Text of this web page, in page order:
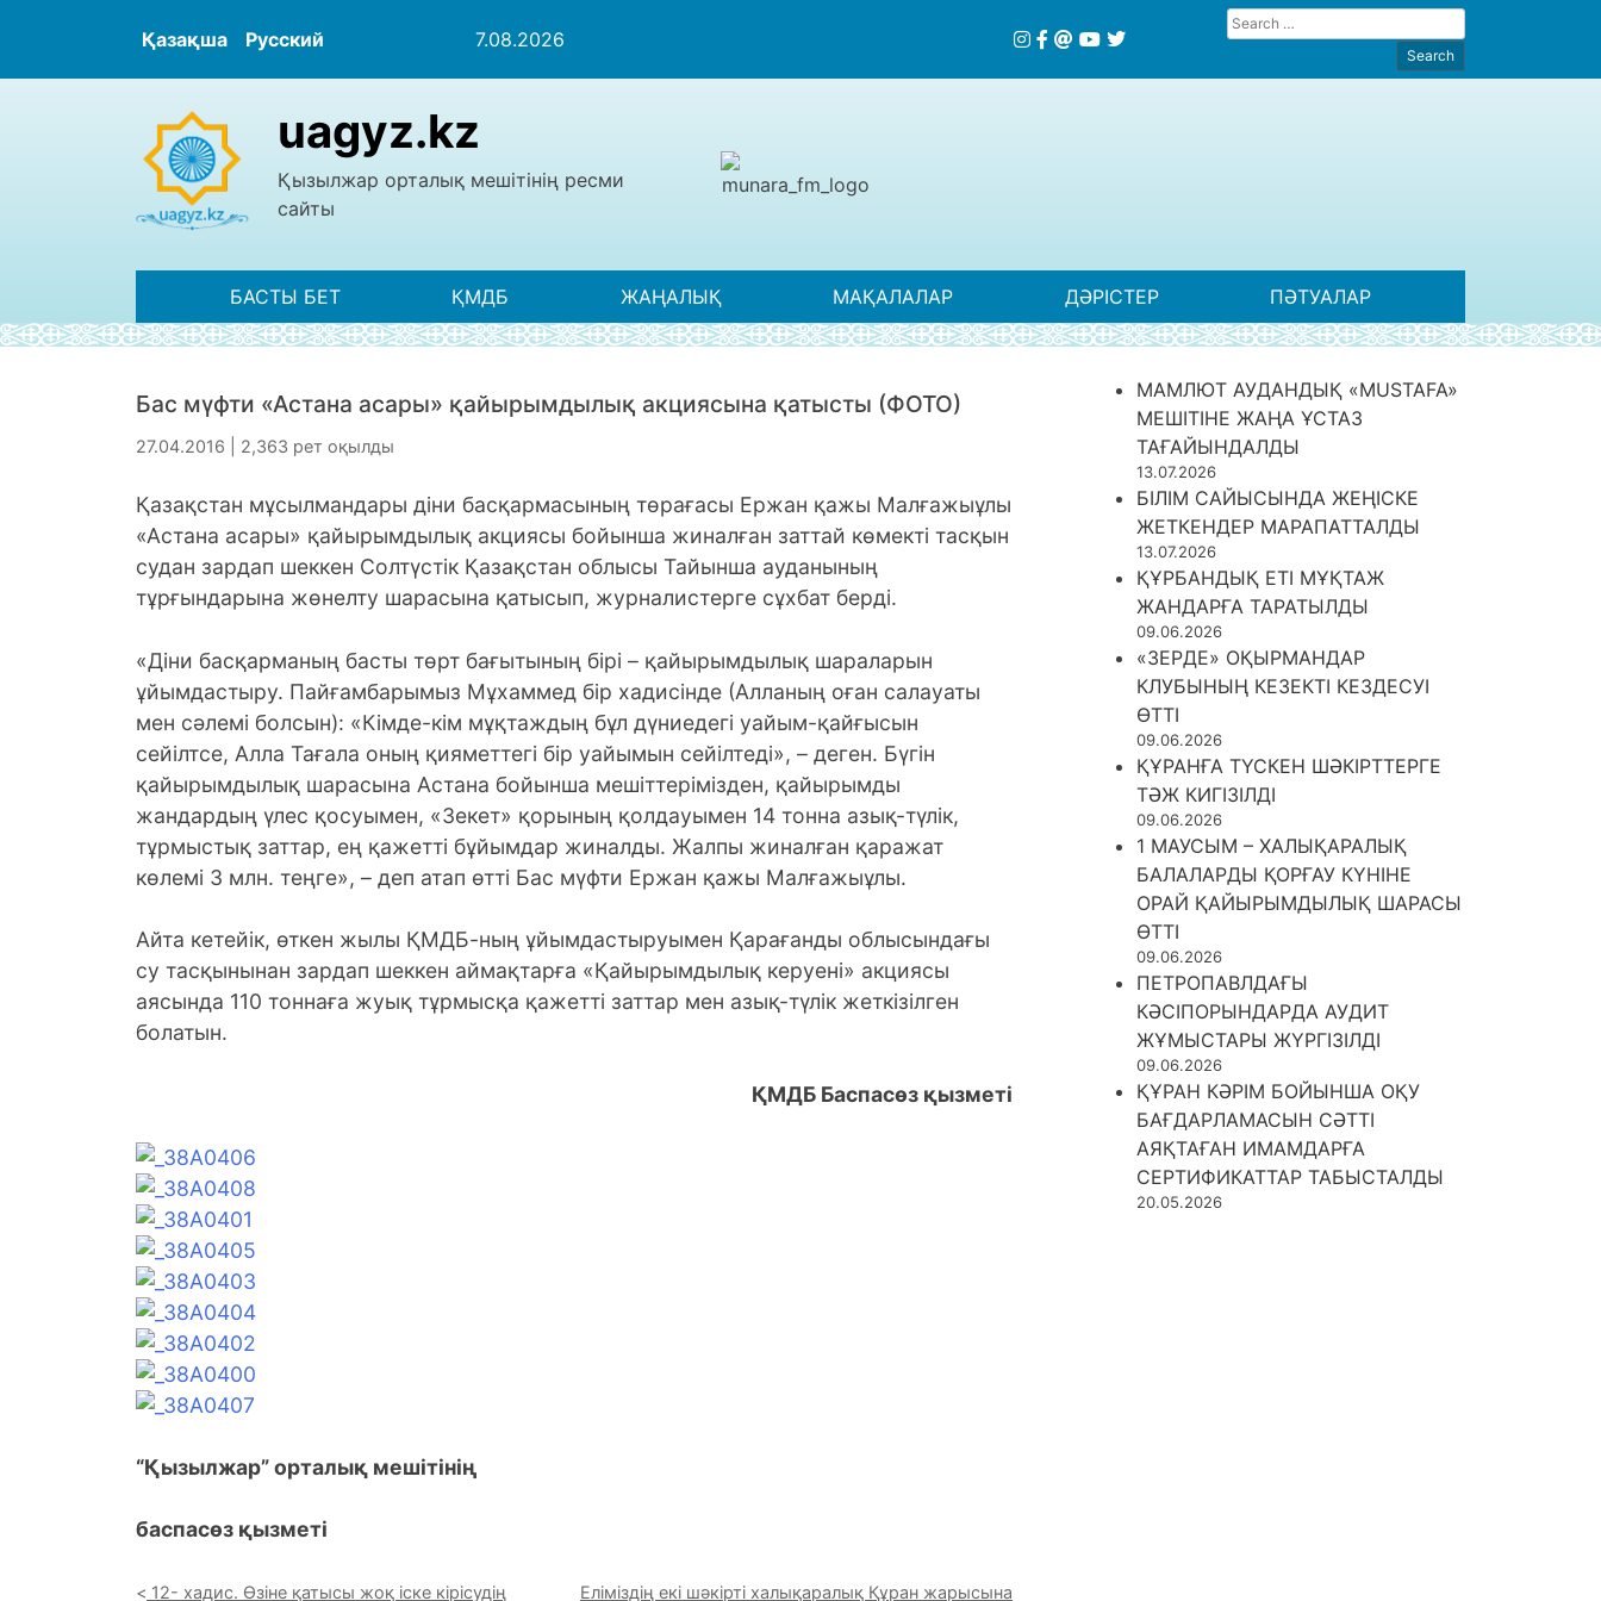
Қазақша Русский 7.08.2026
uagyz.kz
Қызылжар орталық мешітінің ресми
сайты
БАСТЫ БЕТ ҚМДБ ЖАҢАЛЫҚ МАҚАЛАЛАР ДӘРІСТЕР ПӘТУАЛАР
Бас мүфти «Астана асары» қайырымдылық акциясына қатысты (ФОТО)
27.04.2016 | 2,363 рет оқылды
Қазақстан мұсылмандары діни басқармасының төрағасы Ержан қажы Малғажыұлы
«Астана асары» қайырымдылық акциясы бойынша жиналған заттай көмекті тасқын
судан зардап шеккен Солтүстік Қазақстан облысы Тайынша ауданының
тұрғындарына жөнелту шарасына қатысып, журналистерге сұхбат берді.
«Діни басқарманың басты төрт бағытының бірі – қайырымдылық шараларын
ұйымдастыру. Пайғамбарымыз Мұхаммед бір хадисінде (Алланың оған салауаты
мен сәлемі болсын): «Кімде-кім мұқтаждың бұл дүниедегі уайым-қайғысын
сейілтсе, Алла Тағала оның қияметтегі бір уайымын сейілтеді», – деген. Бүгін
қайырымдылық шарасына Астана бойынша мешіттерімізден, қайырымды
жандардың үлес қосуымен, «Зекет» қорының қолдауымен 14 тонна азық-түлік,
тұрмыстық заттар, ең қажетті бұйымдар жиналды. Жалпы жиналған қаражат
көлемі 3 млн. теңге», – деп атап өтті Бас мүфти Ержан қажы Малғажыұлы.
Айта кетейік, өткен жылы ҚМДБ-ның ұйымдастыруымен Қарағанды облысындағы
су тасқынынан зардап шеккен аймақтарға «Қайырымдылық керуені» акциясы
аясында 110 тоннаға жуық тұрмысқа қажетті заттар мен азық-түлік жеткізілген
болатын.
ҚМДБ Баспасөз қызметі
“Қызылжар” орталық мешітінің
баспасөз қызметі
12- хадис. Өзіне қатысы жоқ іске кірісудің Еліміздің екі шәкірті халықаралық Құран жарысына
МАМЛЮТ АУДАНДЫҚ «MUSTAFA»
МЕШІТІНЕ ЖАҢА ҰСТАЗ
ТАҒАЙЫНДАЛДЫ
13.07.2026
БІЛІМ САЙЫСЫНДА ЖЕҢІСКЕ
ЖЕТКЕНДЕР МАРАПАТТАЛДЫ
13.07.2026
ҚҰРБАНДЫҚ ЕТІ МҰҚТАЖ
ЖАНДАРҒА ТАРАТЫЛДЫ
09.06.2026
«ЗЕРДЕ» ОҚЫРМАНДАР
КЛУБЫНЫҢ КЕЗЕКТІ КЕЗДЕСУІ
ӨТТІ
09.06.2026
ҚҰРАНҒА ТҮСКЕН ШӘКІРТТЕРГЕ
ТӘЖ КИГІЗІЛДІ
09.06.2026
1 МАУСЫМ – ХАЛЫҚАРАЛЫҚ
БАЛАЛАРДЫ ҚОРҒАУ КҮНІНЕ
ОРАЙ ҚАЙЫРЫМДЫЛЫҚ ШАРАСЫ
ӨТТІ
09.06.2026
ПЕТРОПАВЛДАҒЫ
КӘСІПОРЫНДАРДА АУДИТ
ЖҰМЫСТАРЫ ЖҮРГІЗІЛДІ
09.06.2026
ҚҰРАН КӘРІМ БОЙЫНША ОҚУ
БАҒДАРЛАМАСЫН СӘТТІ
АЯҚТАҒАН ИМАМДАРҒА
СЕРТИФИКАТТАР ТАБЫСТАЛДЫ
20.05.2026